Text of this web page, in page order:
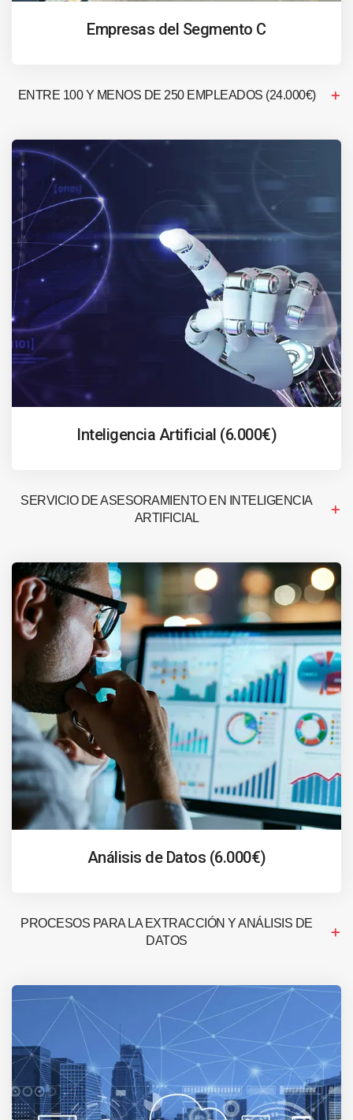
Empresas del Segmento C
ENTRE 100 Y MENOS DE 250 EMPLEADOS (24.000€)
Inteligencia Artificial (6.000€)
SERVICIO DE ASESORAMIENTO EN INTELIGENCIA
ARTIFICIAL
Análisis de Datos (6.000€)
PROCESOS PARA LA EXTRACCIÓN Y ANÁLISIS DE
DATOS